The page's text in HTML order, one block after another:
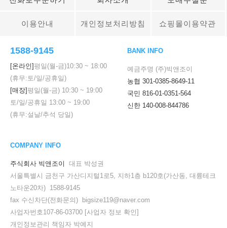
이용안내 개인정보처리방침 쇼핑몰이용약관
1588-9145
[온라인]평일(월-금)10:30 ~ 18:00
(휴무:토/일/공휴일)
[매장]평일(월-금) 10:30 ~ 19:00
토/일/공휴일 13:00 ~ 19:00
(휴무:설날/추석 당일)
BANK INFO
예금주명 (주)빅앤조이
농협 301-0385-8649-11
국민 816-01-0351-564
신한 140-008-844786
COMPANY INFO
주식회사 빅앤조이
대표 박성권
서울특별시 금천구 가산디지털1로5, 지하1층 b120호(가산동, 대륭테크
노타운20차) 1588-9145
fax 수신차단(전화문의) bigsize119@naver.com
사업자번호107-86-03700 [사업자 정보 확인]
개인정보관리 책임자 박예지